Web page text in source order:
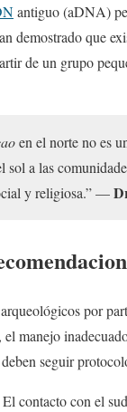
antiguo (aDNA)
demostrado que
de un grupo
en el norte no es
a las
y religiosa.” —
por
el manejo
deben seguir
El contacto con el